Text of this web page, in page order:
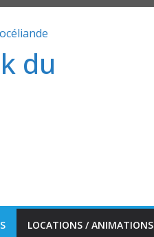
du
LOCATIONS / ANIMATIONS